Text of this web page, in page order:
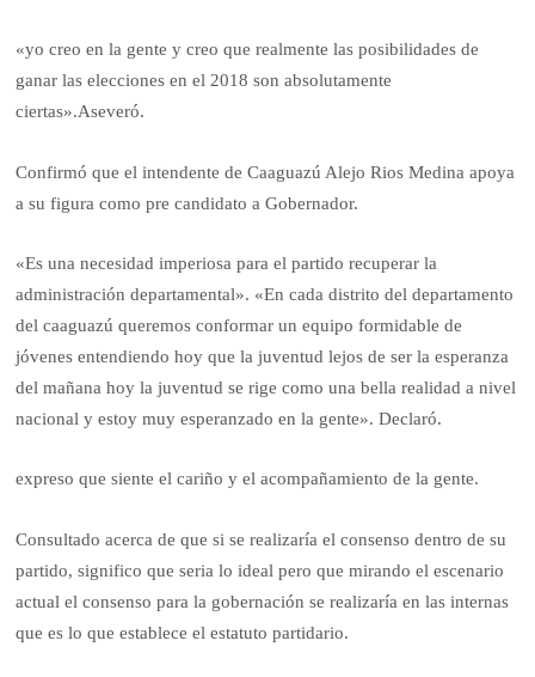
«yo creo en la gente y creo que realmente las posibilidades de
ganar las elecciones en el 2018 son absolutamente
ciertas».Aseveró.
Confirmó que el intendente de Caaguazú Alejo Rios Medina apoya
a su figura como pre candidato a Gobernador.
«Es una necesidad imperiosa para el partido recuperar la
administración departamental». «En cada distrito del departamento
del caaguazú queremos conformar un equipo formidable de
jóvenes entendiendo hoy que la juventud lejos de ser la esperanza
del mañana hoy la juventud se rige como una bella realidad a nivel
nacional y estoy muy esperanzado en la gente». Declaró.
expreso que siente el cariño y el acompañamiento de la gente.
Consultado acerca de que si se realizaría el consenso dentro de su
partido, significo que seria lo ideal pero que mirando el escenario
actual el consenso para la gobernación se realizaría en las internas
que es lo que establece el estatuto partidario.